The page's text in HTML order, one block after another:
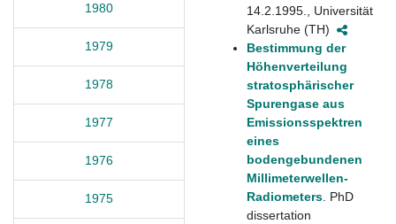
1980
1979
1978
1977
1976
1975
14.2.1995., Universität
Karlsruhe (TH)
Bestimmung der
Höhenverteilung
stratosphärischer
Spurengase aus
Emissionsspektren
eines
bodengebundenen
Millimeterwellen-
Radiometers . PhD
dissertation